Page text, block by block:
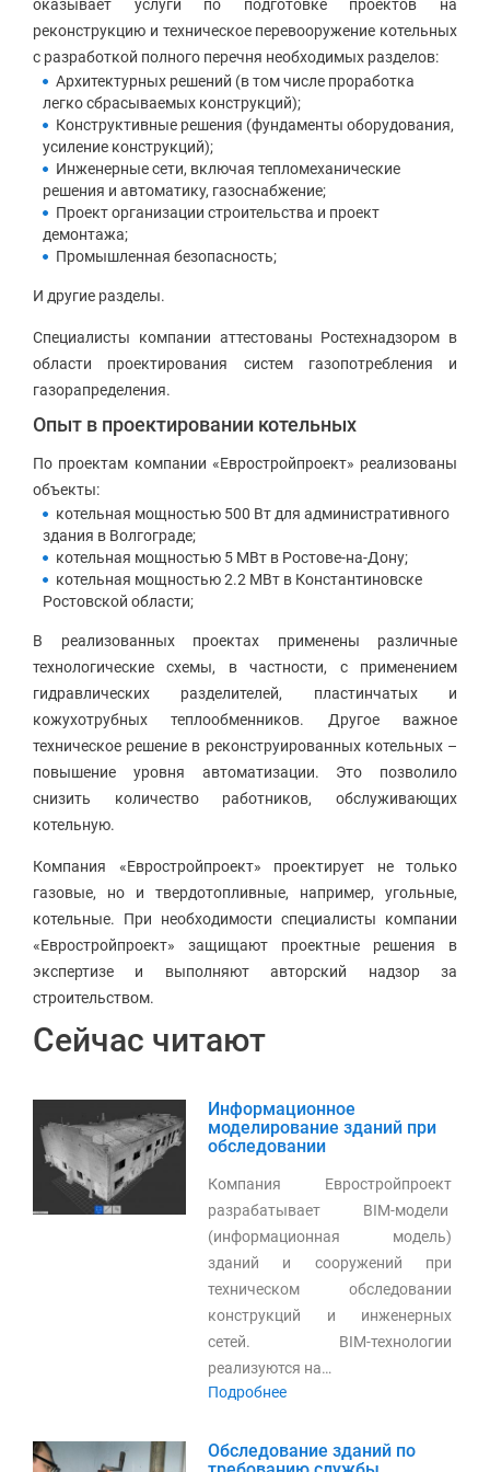
оказывает услуги по подготовке проектов на
реконструкцию и техническое перевооружение котельных
с разработкой полного перечня необходимых разделов:
Архитектурных решений (в том числе проработка
легко сбрасываемых конструкций);
Конструктивные решения (фундаменты оборудования,
усиление конструкций);
Инженерные сети, включая тепломеханические
решения и автоматику, газоснабжение;
Проект организации строительства и проект
демонтажа;
Промышленная безопасность;
И другие разделы.
Специалисты компании аттестованы Ростехнадзором в
области проектирования систем газопотребления и
газорапределения.
Опыт в проектировании котельных
По проектам компании «Евростройпроект» реализованы
объекты:
котельная мощностью 500 Вт для административного
здания в Волгограде;
котельная мощностью 5 МВт в Ростове-на-Дону;
котельная мощностью 2.2 МВт в Константиновске
Ростовской области;
В реализованных проектах применены различные
технологические схемы, в частности, с применением
гидравлических разделителей, пластинчатых и
кожухотрубных теплообменников. Другое важное
техническое решение в реконструированных котельных –
повышение уровня автоматизации. Это позволило
снизить количество работников, обслуживающих
котельную.
Компания «Евростройпроект» проектирует не только
газовые, но и твердотопливные, например, угольные,
котельные. При необходимости специалисты компании
«Евростройпроект» защищают проектные решения в
экспертизе и выполняют авторский надзор за
строительством.
Сейчас читают
Информационное
моделирование зданий при
обследовании
Компания Евростройпроект
разрабатывает BIM-модели
(информационная модель)
зданий и сооружений при
техническом обследовании
конструкций и инженерных
сетей. BIM-технологии
реализуются на…
Подробнее
Обследование зданий по